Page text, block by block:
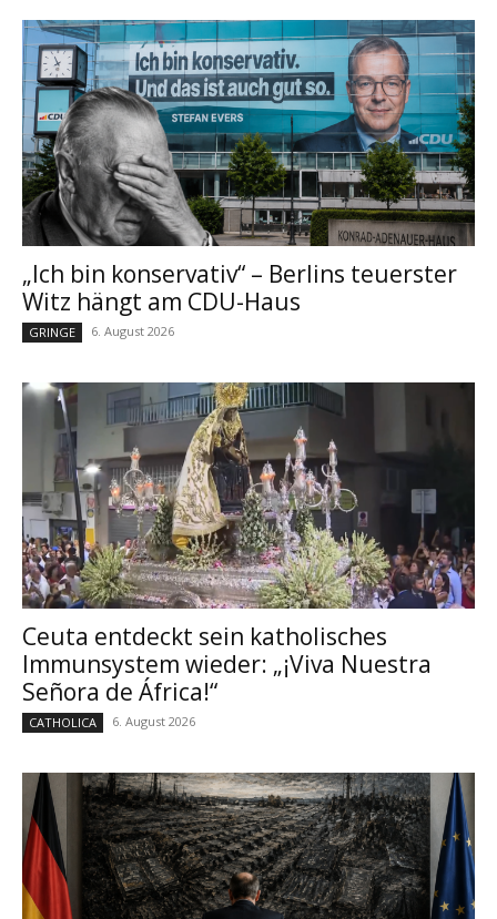
„Ich bin konservativ“ – Berlins teuerster
Witz hängt am CDU-Haus
GRINGE 6. August 2026
Ceuta entdeckt sein katholisches
Immunsystem wieder: „¡Viva Nuestra
Señora de África!“
CATHOLICA 6. August 2026